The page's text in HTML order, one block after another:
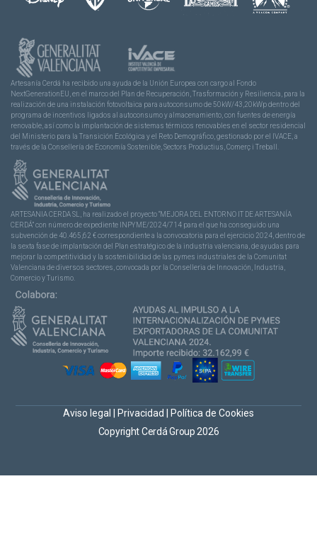
Artesanía Cerdá ha recibido una ayuda de la Unión Europea con cargo al Fondo
NextGenerationEU, en el marco del Plan de Recuperación, Trasformación y Resiliencia, para la
realización de una instalación fotovoltaica para autoconsumo de 50kW/43,20kWp dentro del
programa de incentivos ligados al autoconsumo y almacenamiento, con fuentes de energía
renovable, así como la implantación de sistemas térmicos renovables en el sector residencial
del Ministerio para la Transición Ecológica y el Reto Demográfico, gestionado por el IVACE, a
través de la Consellería de Economía Sostenible, Sectors Productius, Comerç i Treball.
ARTESANIA CERDA SL, ha realizado el proyecto “MEJORA DEL ENTORNO IT DE ARTESANÍA
CERDÁ” con número de expediente INPYME/2024/714 para el que ha conseguido una
subvención de 40.465,62 € correspondiente a la convocatoria para el ejercicio 2024, dentro de
la sexta fase de implantación del Plan estratégico de la industria valenciana, de ayudas para
mejorar la competitividad y la sostenibilidad de las pymes industriales de la Comunitat
Valenciana de diversos sectores, convocada por la Conselleria de Innovación, Industria,
Comercio y Turismo.
Copyright Cerdá Group 2026
Aviso legal Privacidad Política de Cookies